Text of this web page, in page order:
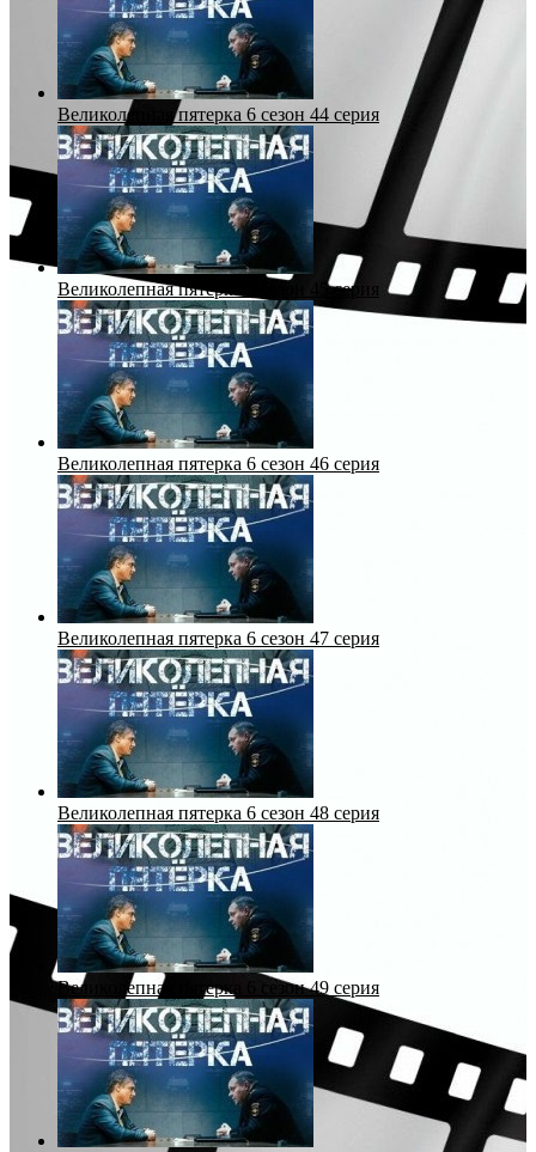
Великолепная пятерка 6 сезон 44 серия
Великолепная пятерка 6 сезон 45 серия
Великолепная пятерка 6 сезон 46 серия
Великолепная пятерка 6 сезон 47 серия
Великолепная пятерка 6 сезон 48 серия
Великолепная пятерка 6 сезон 49 серия